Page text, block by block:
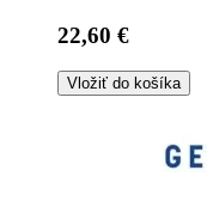
22,60 €
Vložiť do košíka